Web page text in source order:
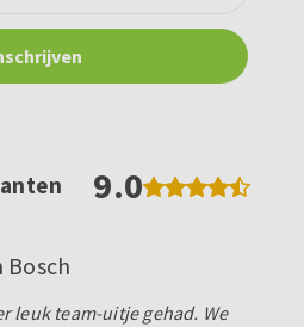
9.0
Bosch
leuk team-uitje gehad. We